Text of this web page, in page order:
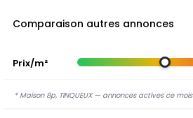
Comparaison autres annonces
Prix/m²
* Maison 8p, TINQUEUX — annonces actives ce mois